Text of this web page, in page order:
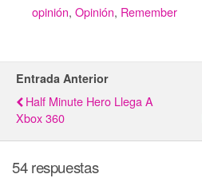
opinión, Opinión, Remember
Entrada Anterior
Half Minute Hero Llega A
Xbox 360
54 respuestas